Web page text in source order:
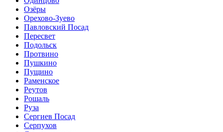
Озёры
Орехово-Зуево
Павловский Посад
Пересвет
Подольск
Протвино
Пушкино
Пущино
Раменское
Реутов
Рошаль
Руза
Сергиев Посад
Серпухов